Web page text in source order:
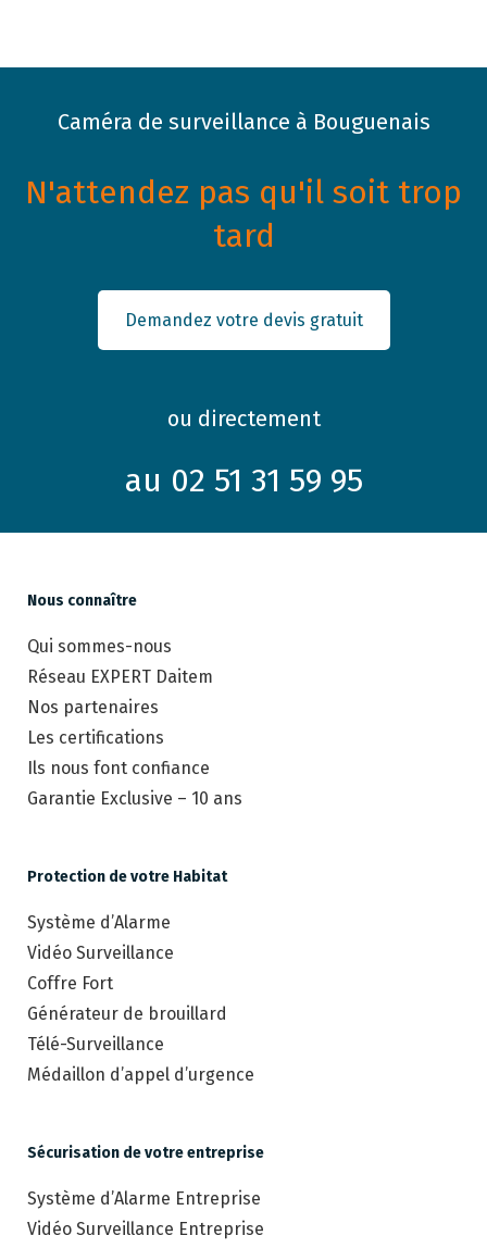
Caméra de surveillance à Bouguenais
N'attendez pas qu'il soit trop
tard
Demandez votre devis gratuit
ou directement
au 02 51 31 59 95
Nous connaître
Qui sommes-nous
Réseau EXPERT Daitem
Nos partenaires
Les certifications
Ils nous font confiance
Garantie Exclusive – 10 ans
Protection de votre Habitat
Système d’Alarme
Vidéo Surveillance
Coffre Fort
Générateur de brouillard
Télé-Surveillance
Médaillon d’appel d’urgence
Sécurisation de votre entreprise
Système d’Alarme Entreprise
Vidéo Surveillance Entreprise